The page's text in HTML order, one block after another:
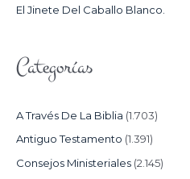
El Jinete Del Caballo Blanco.
Categorías
A Través De La Biblia (1.703)
Antiguo Testamento (1.391)
Consejos Ministeriales (2.145)